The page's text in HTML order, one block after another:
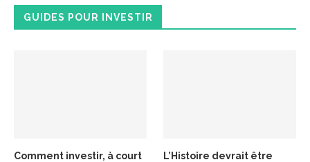
GUIDES POUR INVESTIR
Comment investir, à court
L’Histoire devrait être